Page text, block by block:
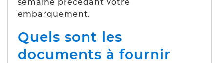
semaine précédant votre
embarquement.
Quels sont les
documents à fournir